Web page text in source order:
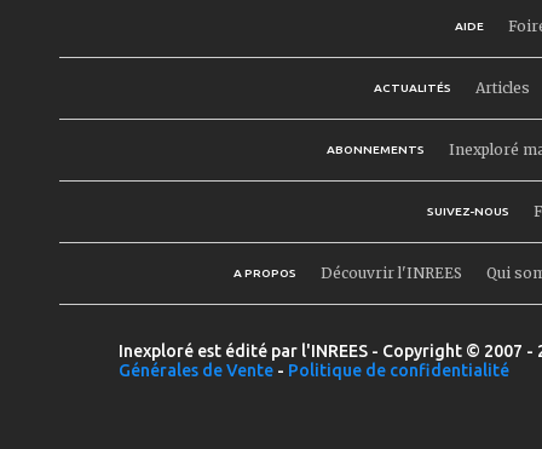
AIDE
ACTUALITÉS Articles
ABONNEMENTS Inexploré
SUIVEZ-NOUS
A PROPOS Découvrir l'INREES Qui
Inexploré est édité par l'INREES - Copyright © 2007
Générales de Vente - Politique de confidentialité